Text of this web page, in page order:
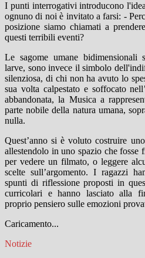
I punti interrogativi introducono
ognuno di noi è invitato a farsi: -
posizione siamo chiamati a
questi terribili eventi?
Le sagome umane bidimensionali
larve, sono invece il simbolo
silenziosa, di chi non ha avuto lo
sua volta calpestato e soffocato
abbandonata, la Musica a
parte nobile della natura umana,
nulla.
Quest’anno si è voluto costruire
allestendolo in uno spazio che fosse
per vedere un filmato, o leggere
scelte sull’argomento. I ragazzi
spunti di riflessione proposti in
curricolari e hanno lasciato alla
proprio pensiero sulle emozioni
Caricamento...
Notizie